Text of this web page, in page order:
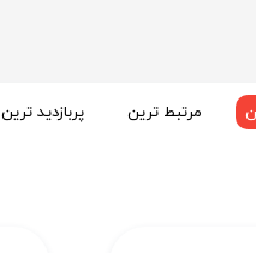
مرتبط ترین پربازدید ترین